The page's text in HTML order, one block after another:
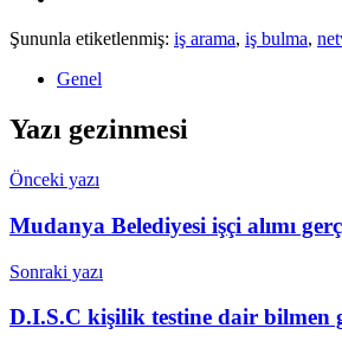
Şununla etiketlenmiş: iş arama, iş bulma,
Genel
Yazı gezinmesi
Önceki yazı
Mudanya Belediyesi işçi alımı
Sonraki yazı
D.I.S.C kişilik testine dair bilmen